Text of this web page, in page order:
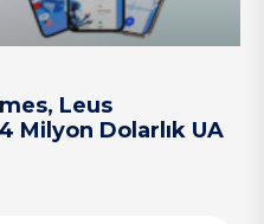
Leus
Milyon Dolarlık UA